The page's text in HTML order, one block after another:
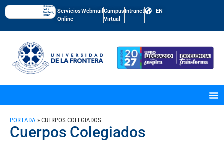
Universidad
de La
Frontera,
UFRO
Servicios
Online
Webmail Campus
Virtual
Intranet EN
PORTADA » CUERPOS COLEGIADOS
Cuerpos Colegiados